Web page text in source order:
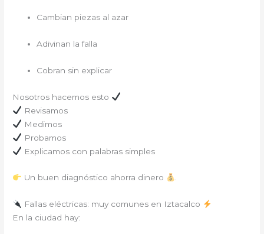
Cambian piezas al azar
Adivinan la falla
Cobran sin explicar
Nosotros hacemos esto
Revisamos
Medimos
Probamos
Explicamos con palabras simples
Un buen diagnóstico ahorra dinero .
Fallas eléctricas: muy comunes en Iztacalco
En la ciudad hay: